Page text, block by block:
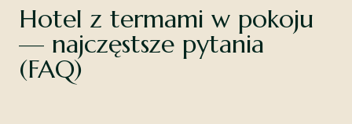
Hotel z termami w pokoju
— najczęstsze pytania
(FAQ)